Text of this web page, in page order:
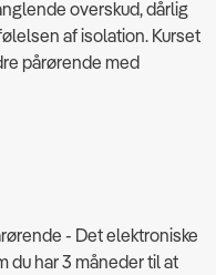
overskud, dårlig
af isolation. Kurset
pårørende med
- Det elektroniske
har 3 måneder til at